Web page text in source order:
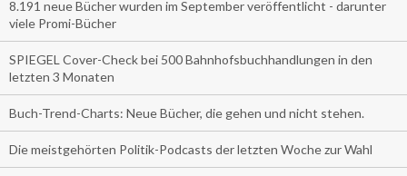
8.191 neue Bücher wurden im September veröffentlicht - darunter
viele Promi-Bücher
SPIEGEL Cover-Check bei 500 Bahnhofsbuchhandlungen in den
letzten 3 Monaten
Buch-Trend-Charts: Neue Bücher, die gehen und nicht stehen.
Die meistgehörten Politik-Podcasts der letzten Woche zur Wahl